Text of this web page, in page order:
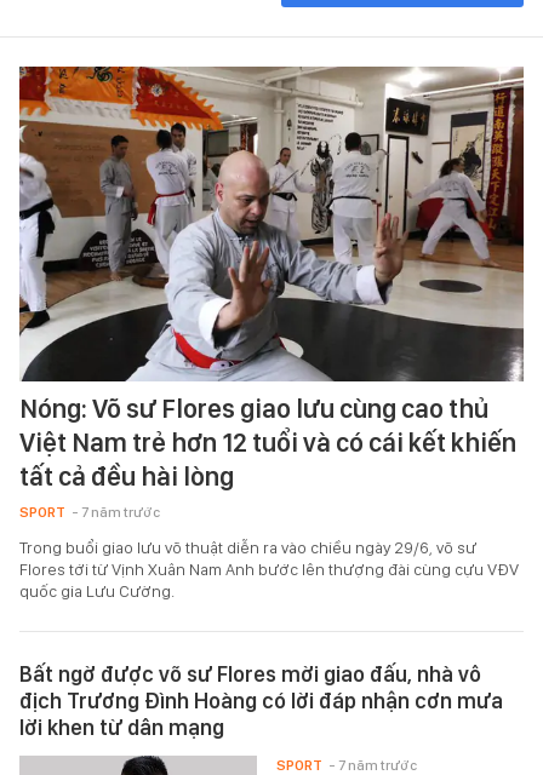
Nóng: Võ sư Flores giao lưu cùng cao thủ
Việt Nam trẻ hơn 12 tuổi và có cái kết khiến
tất cả đều hài lòng
SPORT - 7 năm trước
Trong buổi giao lưu võ thuật diễn ra vào chiều ngày 29/6, võ sư
Flores tới từ Vịnh Xuân Nam Anh bước lên thượng đài cùng cựu VĐV
quốc gia Lưu Cường.
Bất ngờ được võ sư Flores mời giao đấu, nhà vô
địch Trương Đình Hoàng có lời đáp nhận cơn mưa
lời khen từ dân mạng
SPORT - 7 năm trước